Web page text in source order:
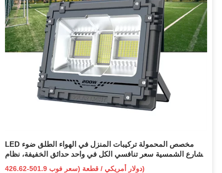
LED مخصص المحمولة تركيبات المنزل في الهواء الطلق ضوء
الشارع الشمسية سعر تنافسي الكل في واحد حدائق الخفيفة، نظام
المدينة الذكية LED ضوء مقاوم للماء
426.62-501.9 دولار أمريكي / قطعة (سعر فوب)